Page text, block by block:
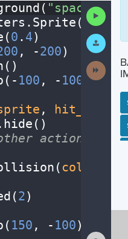
"space")
. Sprite( "ufo"
0 . 4)
, -200)
- 100 , - 100 )¬
, hit_sprite
hide()
actions...
collision
2)
150 , - 100)
Code
Work
Activity